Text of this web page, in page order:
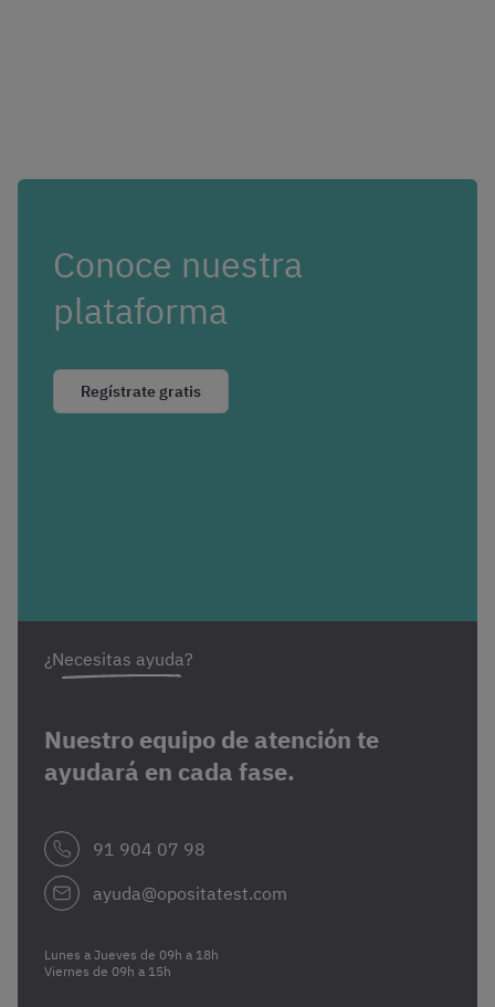
Conoce nuestra
plataforma
Regístrate gratis
¿Necesitas ayuda?
Nuestro equipo de atención te
ayudará en cada fase.
91 904 07 98
ayuda@opositatest.com
Lunes a Jueves de 09h a 18h
Viernes de 09h a 15h